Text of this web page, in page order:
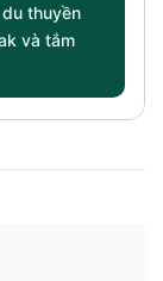
thuyền
và tắm